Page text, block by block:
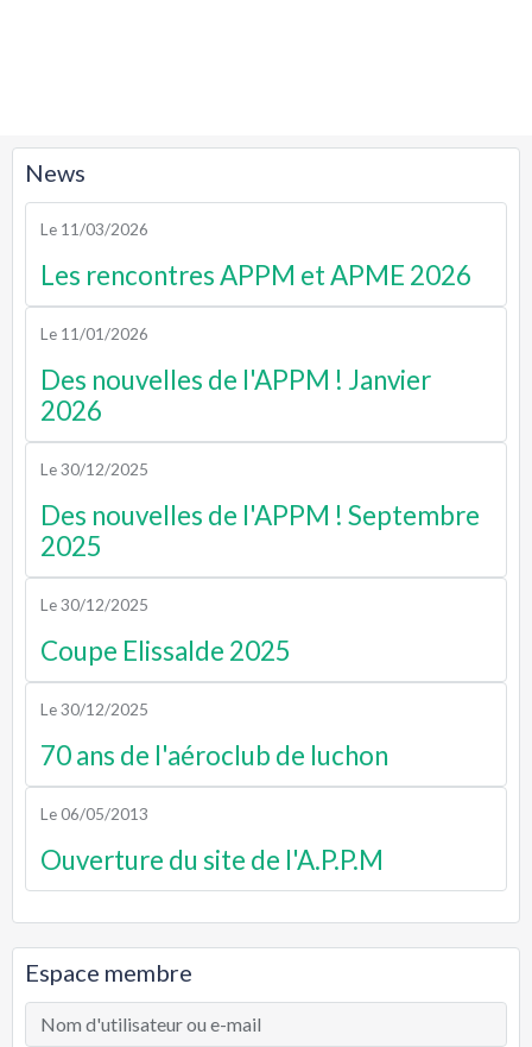
News
Le 11/03/2026
Les rencontres APPM et APME 2026
Le 11/01/2026
Des nouvelles de l'APPM ! Janvier
2026
Le 30/12/2025
Des nouvelles de l'APPM ! Septembre
2025
Le 30/12/2025
Coupe Elissalde 2025
Le 30/12/2025
70 ans de l'aéroclub de luchon
Le 06/05/2013
Ouverture du site de l'A.P.P.M
Espace membre